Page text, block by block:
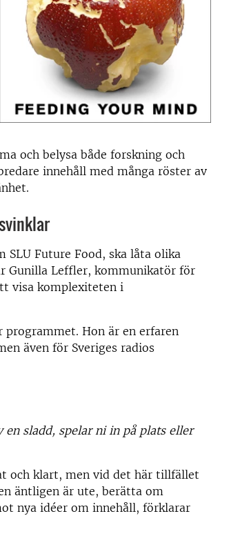
och belysa både forskning och
innehåll med många röster av
SLU Future Food, ska låta olika
Gunilla Leffler, kommunikatör för
visa komplexiteten i
programmet. Hon är en erfaren
även för Sveriges radios
sladd, spelar ni in på plats eller
och klart, men vid det här tillfället
äntligen är ute, berätta om
nya idéer om innehåll, förklarar